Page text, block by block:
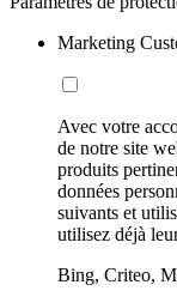
Marketing
Avec votre
de notre site
produits
données
suivants et
utilisez déjà
Bing, Criteo,